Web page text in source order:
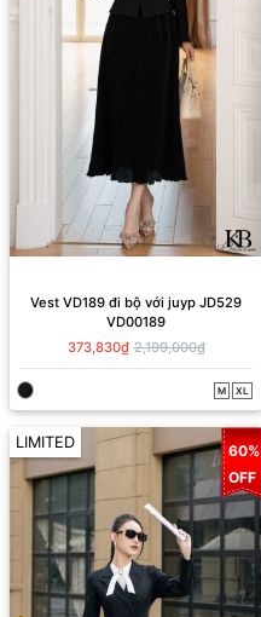
Vest VD189 đi bộ với juyp JD529
VD00189
373,830₫ 2,199,000₫
M XL
LIMITED
60%
OFF